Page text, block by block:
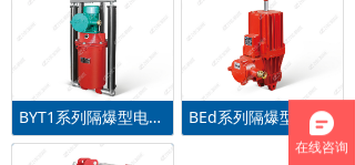
联系我们
BYT1系列隔爆型电力液压推动器 BEd系列隔爆型电力液压推动器
在线咨询